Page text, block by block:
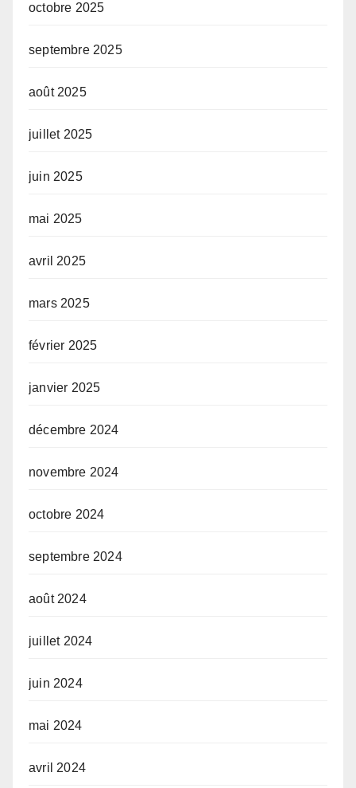
octobre 2025
septembre 2025
août 2025
juillet 2025
juin 2025
mai 2025
avril 2025
mars 2025
février 2025
janvier 2025
décembre 2024
novembre 2024
octobre 2024
septembre 2024
août 2024
juillet 2024
juin 2024
mai 2024
avril 2024